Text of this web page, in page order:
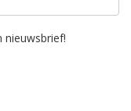
nieuwsbrief!